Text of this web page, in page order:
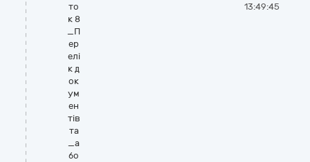
то
к 8
_П
ер
елі
к д
ок
ум
ен
тів
та
_а
бо
13:49:45